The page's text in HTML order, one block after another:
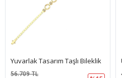
Tasarım Taşlı Bileklik
TL
Üçgen
40.491